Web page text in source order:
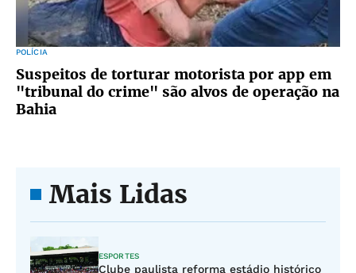
POLÍCIA
Suspeitos de torturar motorista por app em
"tribunal do crime" são alvos de operação na
Bahia
Mais Lidas
ESPORTES
Clube paulista reforma estádio histórico